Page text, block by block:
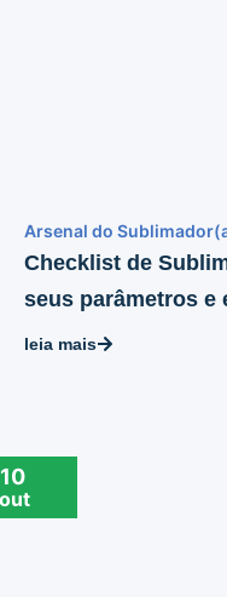
Arsenal do
Checklist de
seus parâmetros e
leia mais
10
out